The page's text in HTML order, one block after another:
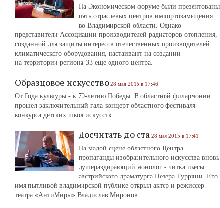
На Экономическом форуме были презентованы
пять отраслевых центров импортозамещения
во Владимирской области. Однако
представители Ассоциации производителей радиаторов отопления,
созданной для защиты интересов отечественных производителей
климатического оборудования, настаивают на создании
на территории региона-33 еще одного центра.
Образцовое искусство 28 мая 2015 в 17:46
От Года культуры - к 70-летию Победы. В областной филармонии
прошел заключительный гала-концерт областного фестиваля-
конкурса детских школ искусств.
Досчитать до ста 28 мая 2015 в 17:41
На малой сцене областного Центра
пропаганды изобразительного искусства вновь
душераздирающий монолог - читка пьесы
австрийского драматурга Петера Туррини. Его
имя пытливой владимирской публике открыл актер и режиссер
театра «АнтиМиры» Владислав Миронов.